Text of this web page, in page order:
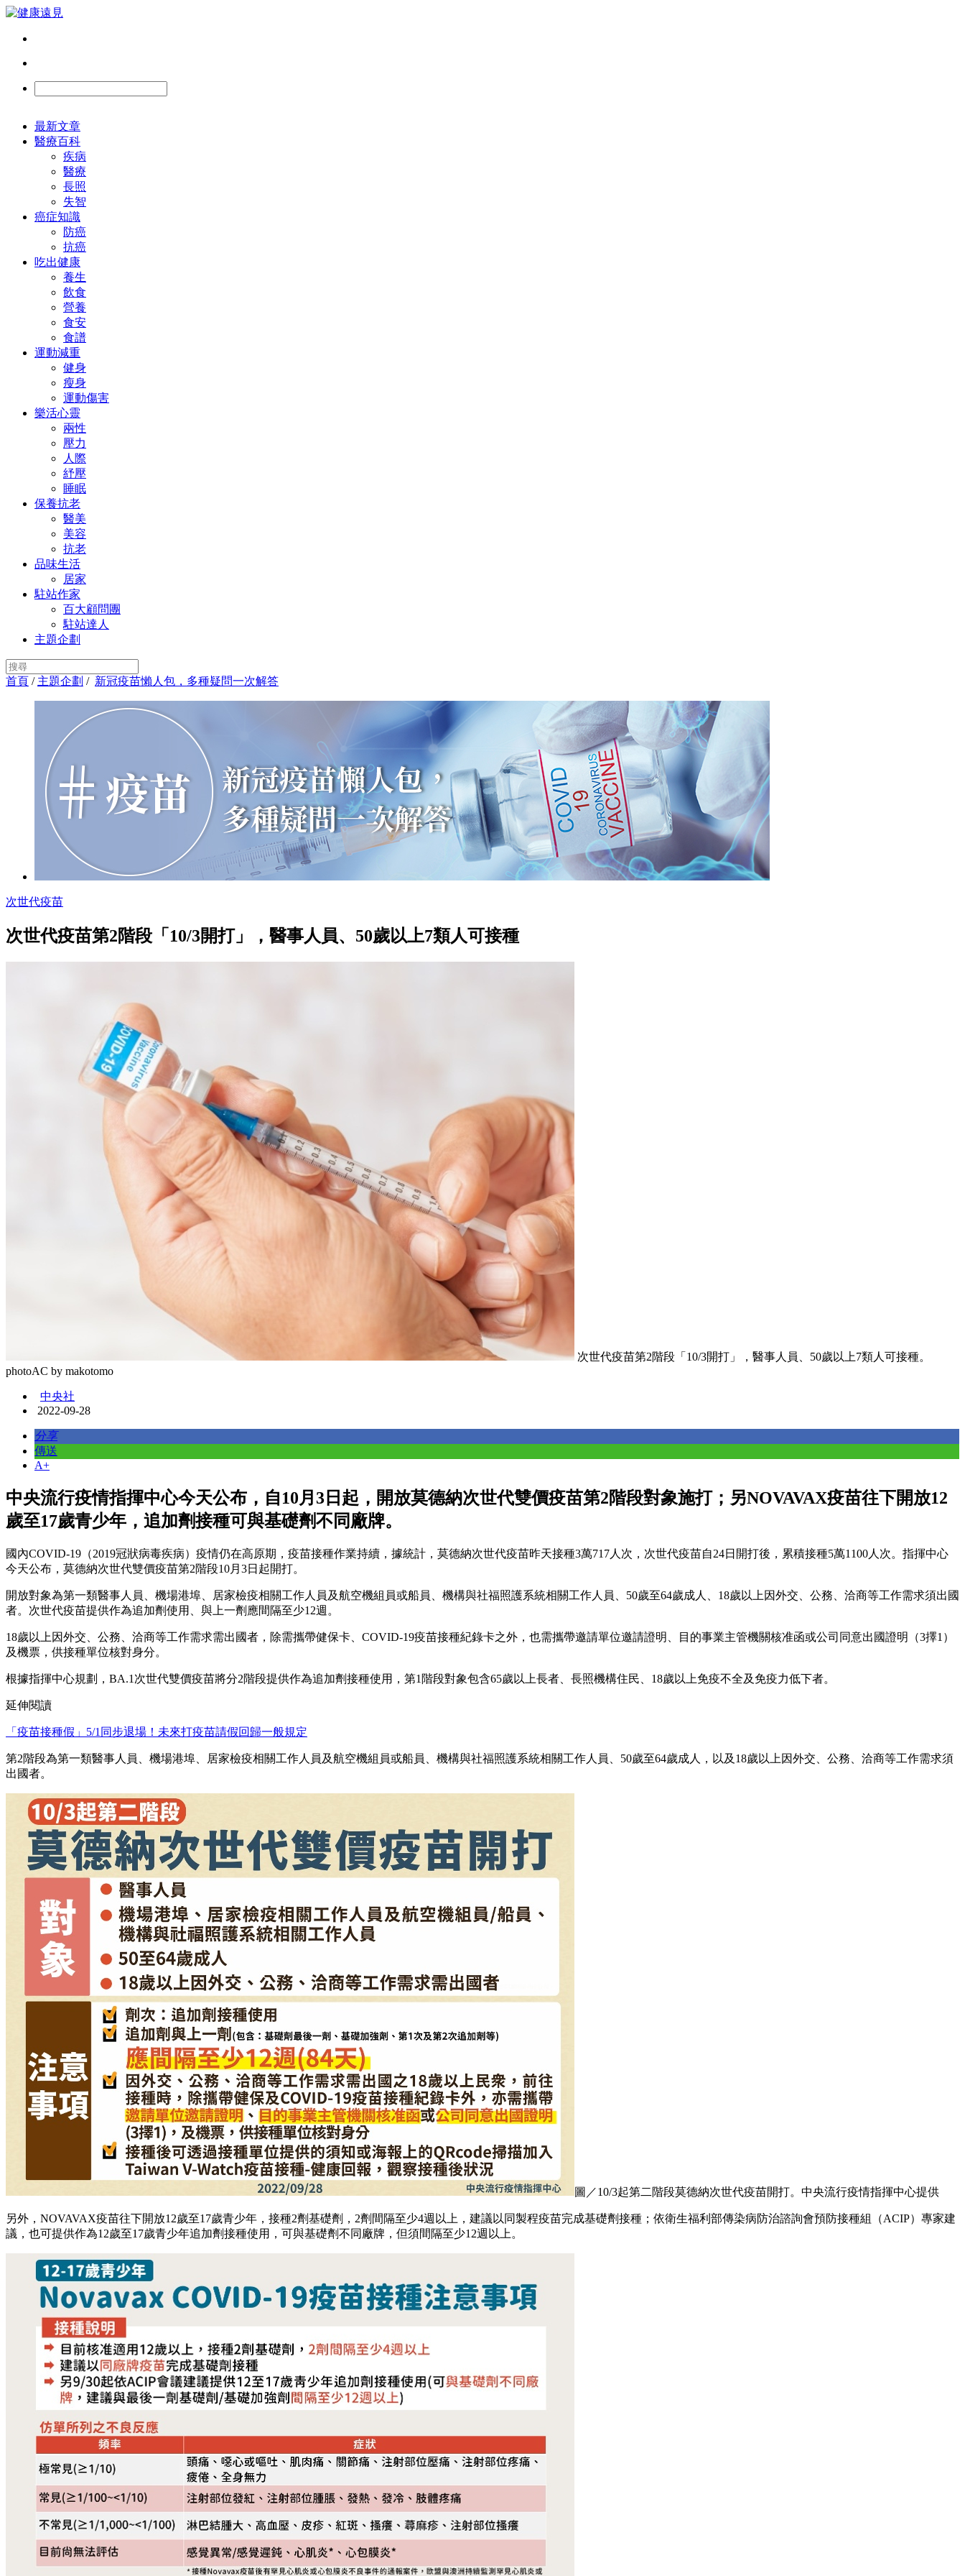
最新文章
醫療百科
疾病
醫療
長照
失智
癌症知識
防癌
抗癌
吃出健康
養生
飲食
營養
食安
食譜
運動減重
健身
瘦身
運動傷害
樂活心靈
兩性
壓力
人際
紓壓
睡眠
保養抗老
醫美
美容
抗老
品味生活
居家
駐站作家
百大顧問團
駐站達人
主題企劃
首頁 / 主題企劃 / 新冠疫苗懶人包，多種疑問一次解答
次世代疫苗
次世代疫苗第2階段「10/3開打」，醫事人員、50歲以上7類人可接種
次世代疫苗第2階段「10/3開打」，醫事人員、50歲以上7類人可接種。
photoAC by makotomo
中央社
2022-09-28
分享
傳送
A+
中央流行疫情指揮中心今天公布，自10月3日起，開放莫德納次世代雙價疫苗第2階段對象施打；另NOVAVAX疫苗往下開放12
歲至17歲青少年，追加劑接種可與基礎劑不同廠牌。
國內COVID-19（2019冠狀病毒疾病）疫情仍在高原期，疫苗接種作業持續，據統計，莫德納次世代疫苗昨天接種3萬717人次，次世代疫苗自24日開打後，累積接種5萬1100人次。指揮中心
今天公布，莫德納次世代雙價疫苗第2階段10月3日起開打。
開放對象為第一類醫事人員、機場港埠、居家檢疫相關工作人員及航空機組員或船員、機構與社福照護系統相關工作人員、50歲至64歲成人、18歲以上因外交、公務、洽商等工作需求須出國
者。次世代疫苗提供作為追加劑使用、與上一劑應間隔至少12週。
18歲以上因外交、公務、洽商等工作需求需出國者，除需攜帶健保卡、COVID-19疫苗接種紀錄卡之外，也需攜帶邀請單位邀請證明、目的事業主管機關核准函或公司同意出國證明（3擇1）
及機票，供接種單位核對身分。
根據指揮中心規劃，BA.1次世代雙價疫苗將分2階段提供作為追加劑接種使用，第1階段對象包含65歲以上長者、長照機構住民、18歲以上免疫不全及免疫力低下者。
延伸閱讀
「疫苗接種假」5/1同步退場！未來打疫苗請假回歸一般規定
第2階段為第一類醫事人員、機場港埠、居家檢疫相關工作人員及航空機組員或船員、機構與社福照護系統相關工作人員、50歲至64歲成人，以及18歲以上因外交、公務、洽商等工作需求須
出國者。
圖／10/3起第二階段莫德納次世代疫苗開打。中央流行疫情指揮中心提供
另外，NOVAVAX疫苗往下開放12歲至17歲青少年，接種2劑基礎劑，2劑間隔至少4週以上，建議以同製程疫苗完成基礎劑接種；依衛生福利部傳染病防治諮詢會預防接種組（ACIP）專家建
議，也可提供作為12歲至17歲青少年追加劑接種使用，可與基礎劑不同廠牌，但須間隔至少12週以上。